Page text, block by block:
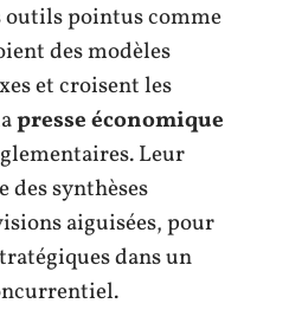
outils pointus comme
des modèles
et croisent les
presse économique
Leur
des synthèses
aiguisées, pour
dans un